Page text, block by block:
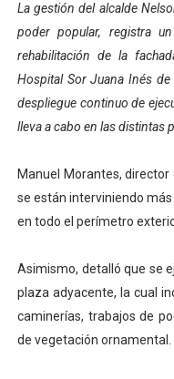
El Lactario del Iahula
Plan Vacacional
Inicia el plan
La gestión del alcalde
poder popular, registra
rehabilitación de la
Hospital Sor Juana Inés
despliegue continuo de
lleva a cabo en las distintas
Manuel Morantes,
se están interviniendo
en todo el perímetro
Asimismo, detalló que se
plaza adyacente, la cual
caminerías, trabajos de
de vegetación ornamental.